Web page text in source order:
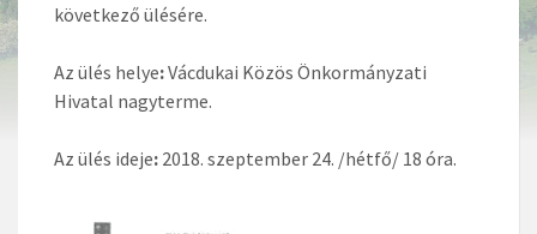
következő ülésére.
Az ülés helye:Vácdukai Közös Önkormányzati
Hivatal nagyterme.
Az ülés ideje: 2018. szeptember 24. /hétfő/ 18 óra.